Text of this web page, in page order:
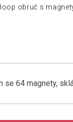
obruč s
se 64 magnety,